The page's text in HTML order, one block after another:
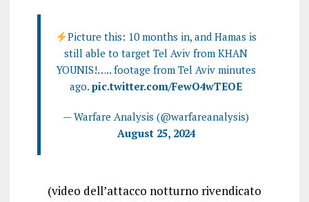
Picture this: 10 months in, and Hamas is
still able to target Tel Aviv from KHAN
YOUNIS!….. footage from Tel Aviv minutes
ago.pic.twitter.com/FewO4wTEOE
— Warfare Analysis (@warfareanalysis)
August 25, 2024
(video dell’attacco notturno rivendicato